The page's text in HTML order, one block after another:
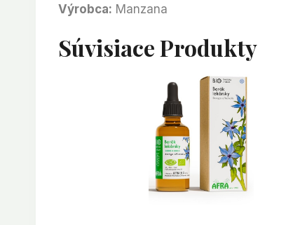
Výrobca: Manzana
Súvisiace Produkty